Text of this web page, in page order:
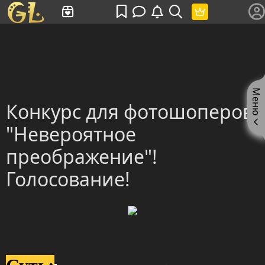
Конкурс для фотошоперов
"Невероятное
преображение"!
Голосование!
Меню